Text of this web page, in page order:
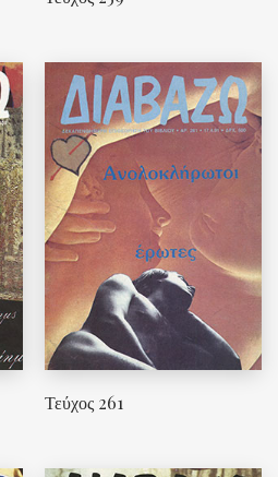
Τεύχος 261